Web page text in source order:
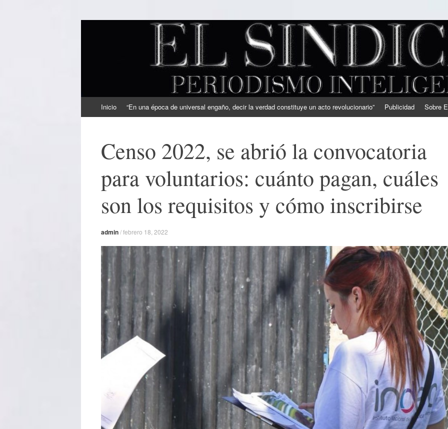
EL SINDICAL
Periodismo Inteligente
al
Inicio “En una época de universal engaño, decir la verdad constituye un acto revolucionario” Publicidad Sobre
Censo 2022, se abrió la convocatoria
para voluntarios: cuánto pagan, cuáles
son los requisitos y cómo inscribirse
admin/febrero 18, 2022